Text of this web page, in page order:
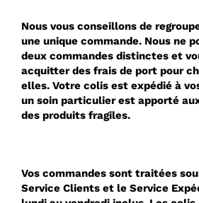
Nous vous conseillons de
une unique commande. Nous ne
deux commandes distinctes et
acquitter des frais de port pour
elles. Votre colis est expédié à
un soin particulier est apporté
des produits fragiles.
Vos commandes sont traitées
Service Clients et le Service